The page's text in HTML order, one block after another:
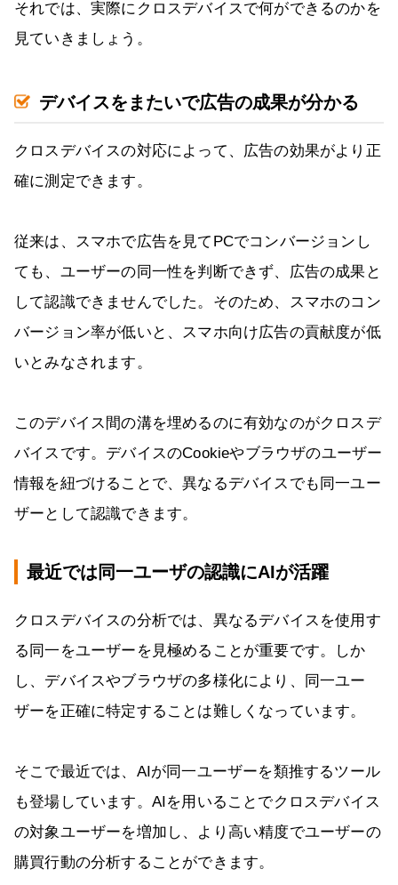
それでは、実際にクロスデバイスで何ができるのかを
見ていきましょう。
デバイスをまたいで広告の成果が分かる
クロスデバイスの対応によって、広告の効果がより正
確に測定できます。
従来は、スマホで広告を見てPCでコンバージョンし
ても、ユーザーの同一性を判断できず、広告の成果と
して認識できませんでした。そのため、スマホのコン
バージョン率が低いと、スマホ向け広告の貢献度が低
いとみなされます。
このデバイス間の溝を埋めるのに有効なのがクロスデ
バイスです。デバイスのCookieやブラウザのユーザー
情報を紐づけることで、異なるデバイスでも同一ユー
ザーとして認識できます。
最近では同一ユーザの認識にAIが活躍
クロスデバイスの分析では、異なるデバイスを使用す
る同一をユーザーを見極めることが重要です。しか
し、デバイスやブラウザの多様化により、同一ユー
ザーを正確に特定することは難しくなっています。
そこで最近では、AIが同一ユーザーを類推するツール
も登場しています。AIを用いることでクロスデバイス
の対象ユーザーを増加し、より高い精度でユーザーの
購買行動の分析することができます。